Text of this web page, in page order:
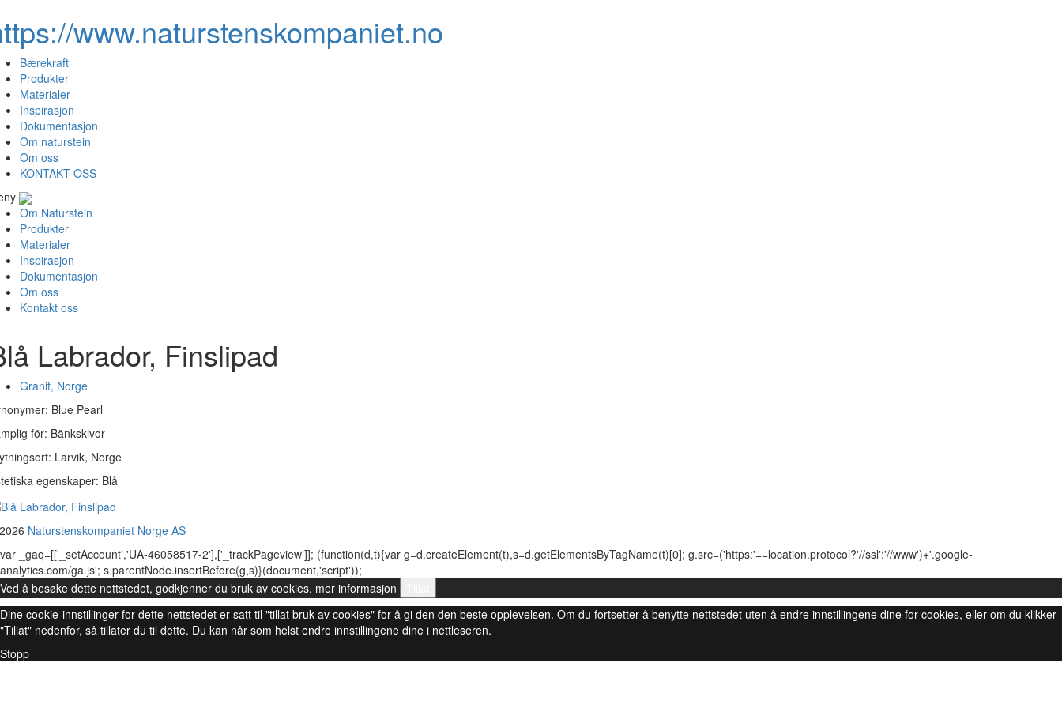
www.naturstenskompaniet.no
Bærekraft
Produkter
Materialer
Inspirasjon
Dokumentasjon
Om naturstein
Om oss
KONTAKT OSS
Om Naturstein
Produkter
Materialer
Inspirasjon
Dokumentasjon
Om oss
Kontakt oss
Labrador, Finslipad
Granit, Norge
Blue Pearl
för: Bänkskivor
Larvik, Norge
egenskaper: Blå
Naturstenskompaniet Norge AS
var _gaq=[['_setAccount','UA-46058517-2'],['_trackPageview']]; (function(d,t){var g=d.createElement(t),s=d.getElementsByTagName(t)[0]; g.src=('https:'==location.protocol?'//ssl':'//www')+'.google-
analytics.com/ga.js'; s.parentNode.insertBefore(g,s)}(document,'script'));
Ved å besøke dette nettstedet, godkjenner du bruk av cookies. mer informasjon
Dine cookie-innstillinger for dette nettstedet er satt til "tillat bruk av cookies" for å gi den den beste opplevelsen. Om du fortsetter å benytte nettstedet uten å endre innstillingene dine for cookies, eller om du klikker
"Tillat" nedenfor, så tillater du til dette. Du kan når som helst endre innstillingene dine i nettleseren.
Stopp